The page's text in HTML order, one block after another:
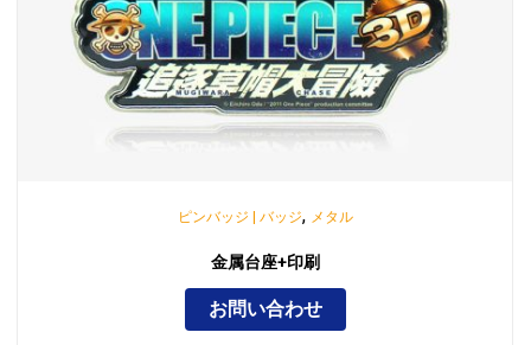
ピンバッジ | バッジ, メタル
金属台座+印刷
お問い合わせ